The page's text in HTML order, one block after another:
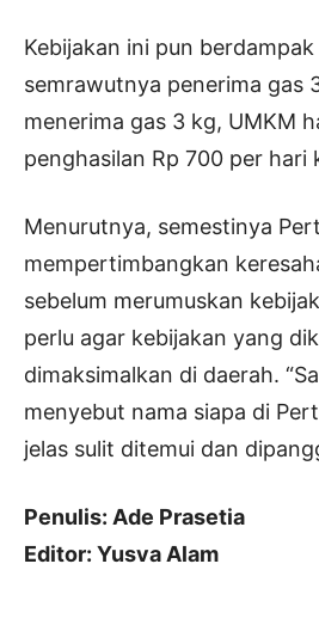
Kebijakan ini pun
semrawutnya penerima gas
menerima gas 3 kg, UMKM
penghasilan Rp 700 per hari
Menurutnya, semestinya
mempertimbangkan
sebelum merumuskan
perlu agar kebijakan yang
dimaksimalkan di daerah.
menyebut nama siapa di
jelas sulit ditemui dan
Penulis: Ade Prasetia
Editor: Yusva Alam